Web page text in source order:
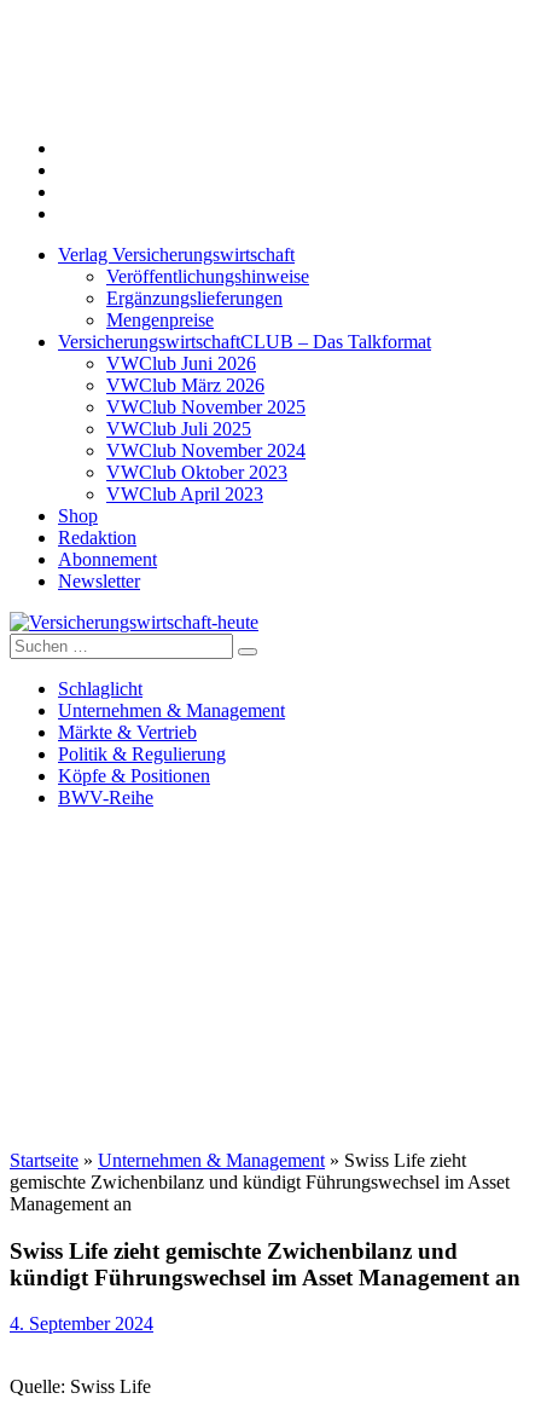
Verlag Versicherungswirtschaft
Veröffentlichungshinweise
Ergänzungslieferungen
Mengenpreise
VersicherungswirtschaftCLUB – Das Talkformat
VWClub Juni 2026
VWClub März 2026
VWClub November 2025
VWClub Juli 2025
VWClub November 2024
VWClub Oktober 2023
VWClub April 2023
Shop
Redaktion
Abonnement
Newsletter
Versicherungswirtschaft-heute
Suche
nach:
Schlaglicht
Unternehmen & Management
Märkte & Vertrieb
Politik & Regulierung
Köpfe & Positionen
BWV-Reihe
Startseite » Unternehmen & Management » Swiss Life zieht
gemischte Zwichenbilanz und kündigt Führungswechsel im Asset
Management an
Swiss Life zieht gemischte Zwichenbilanz und
kündigt Führungswechsel im Asset Management an
4. September 2024
Quelle: Swiss Life